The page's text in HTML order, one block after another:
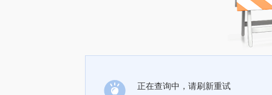
正在查询中，请刷新重试